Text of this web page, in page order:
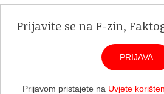
Prijavite se na F-zin,
PRIJAVA
Prijavom pristajete na Uvjete